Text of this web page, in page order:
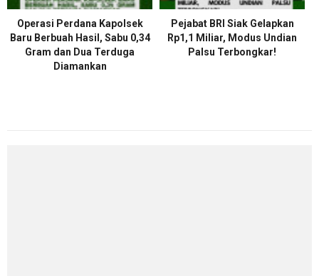
Operasi Perdana Kapolsek
Baru Berbuah Hasil, Sabu 0,34
Gram dan Dua Terduga
Diamankan
Pejabat BRI Siak Gelapkan
Rp1,1 Miliar, Modus Undian
Palsu Terbongkar!